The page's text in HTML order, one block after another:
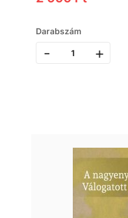
Darabszám
- +